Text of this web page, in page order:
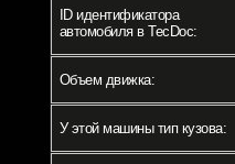
ID идентификатора
автомобиля в TecDoc:
Объем движка:
У этой машины тип кузова: